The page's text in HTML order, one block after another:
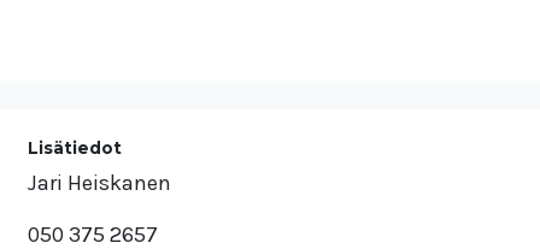
Lisätiedot
Jari Heiskanen
050 375 2657